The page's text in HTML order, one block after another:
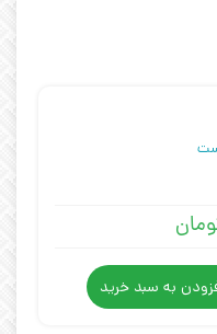
به سبد خرید